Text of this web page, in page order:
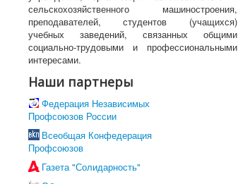
сельскохозяйственного машиностроения,
преподавателей, студентов (учащихся)
учебных заведений, связанных общими
социально-трудовыми и профессиональными
интересами.
Наши партнеры
Федерация Независимых
Профсоюзов России
Всеобщая Конфедерация
Профсоюзов
Газета "Солидарность"